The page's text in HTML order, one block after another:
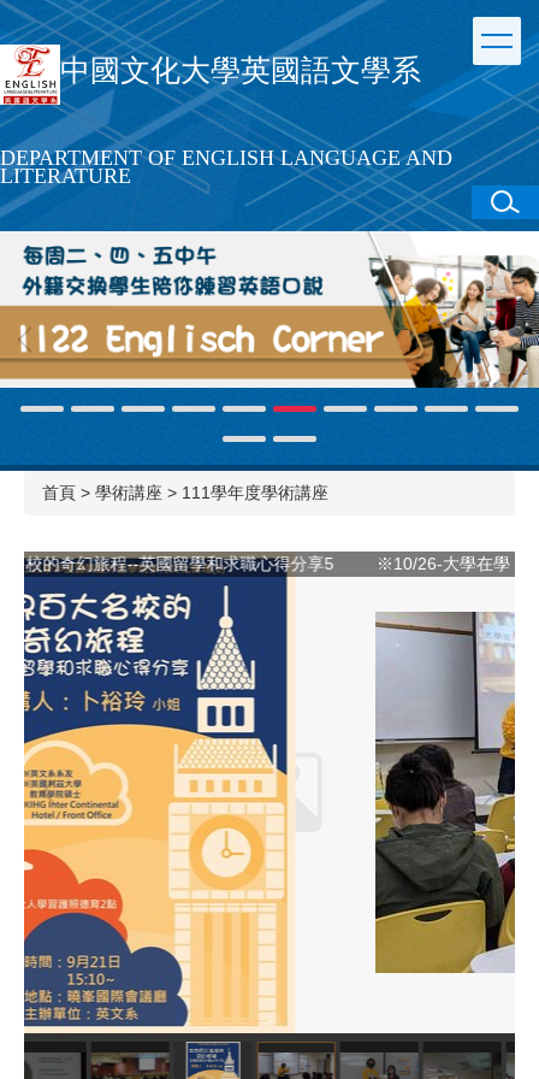
跳
到
主
要
內
容
區
中國文化大學英國語文學系
DEPARTMENT OF ENGLISH LANGUAGE AND
LITERATURE
首頁 > 學術講座 > 111學年度學術講座
※10/26-大學在學，不在大！1